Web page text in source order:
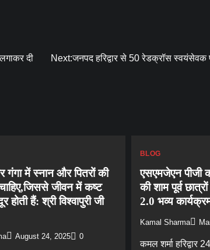
दी
Next:जनपद हरिद्वार से 50 रेडक्रॉस स्वयंसेवक
गंगा में स्नान और पितरों की
जीवन में कष्ट
होती हैं: श्री विश्वापुरी जी
August 24, 2025 0
BLOG
एसएमजेएन पीजी
की शाम पूर्व
2.0 भव्य
Kamal Sharma
कमल शर्मा हरिद्वार